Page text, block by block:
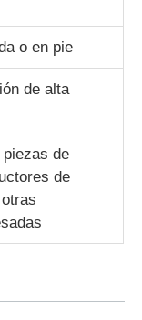
o en pie
de alta
piezas de
de